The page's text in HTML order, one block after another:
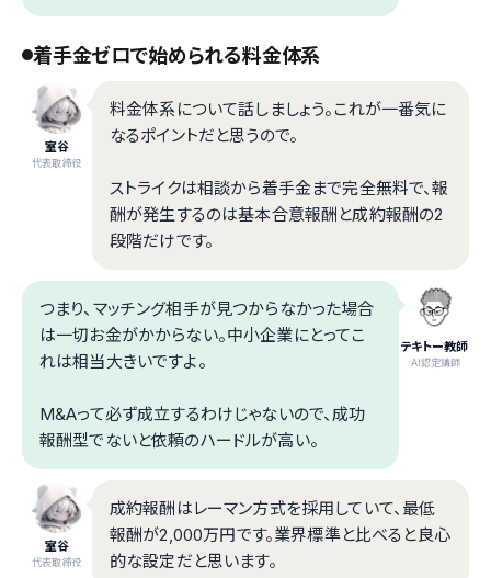
着手金ゼロで始められる料金体系
室谷
代表取締役
料金体系について話しましょう。これが一番気に
なるポイントだと思うので。
ストライクは相談から着手金まで完全無料で、報
酬が発生するのは基本合意報酬と成約報酬の2
段階だけです。
テキトー教師
.AI認定講師
つまり、マッチング相手が見つからなかった場合
は一切お金がかからない。中小企業にとってこ
れは相当大きいですよ。
M&Aって必ず成立するわけじゃないので、成功
報酬型でないと依頼のハードルが高い。
室谷
代表取締役
成約報酬はレーマン方式を採用していて、最低
報酬が2,000万円です。業界標準と比べると良心
的な設定だと思います。